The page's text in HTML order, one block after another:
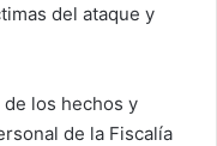
del ataque y
los hechos y
de la Fiscalía